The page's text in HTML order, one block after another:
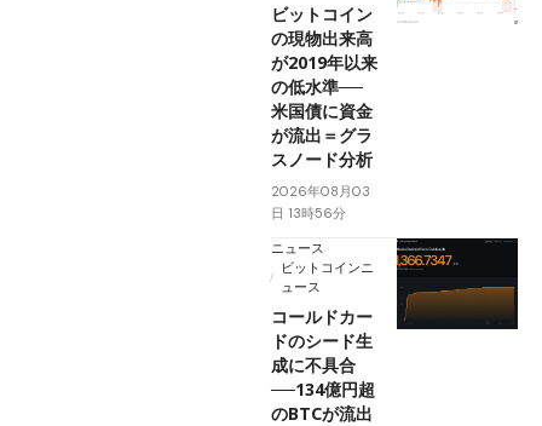
ビットコイン
の現物出来高
が2019年以来
の低水準──
米国債に資金
が流出＝グラ
スノード分析
2026年08月03
日 13時56分
ニュース
ビットコインニ
ュース
コールドカー
ドのシード生
成に不具合
──134億円超
のBTCが流出